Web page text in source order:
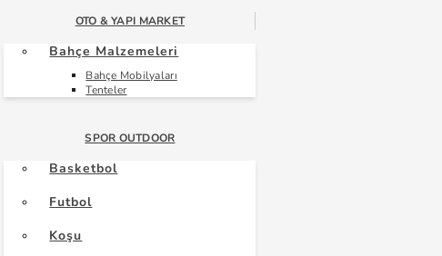
OTO & YAPI MARKET
Bahçe Malzemeleri
Bahçe Mobilyaları
Tenteler
SPOR OUTDOOR
Basketbol
Futbol
Koşu